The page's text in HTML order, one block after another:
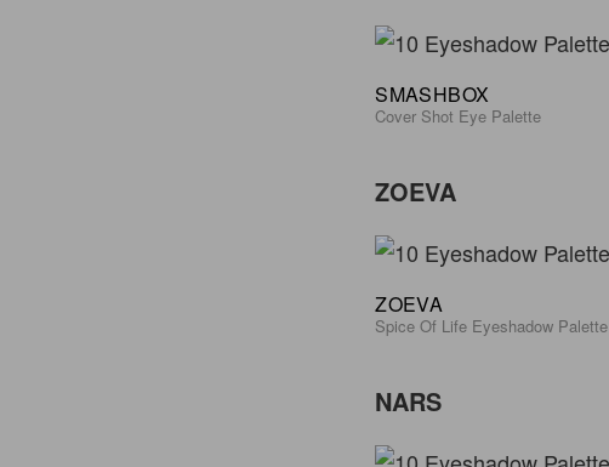
SMASHBOX
Cover Shot Eye Palette
ZOEVA
ZOEVA
Spice Of Life Eyeshadow Palette
NARS